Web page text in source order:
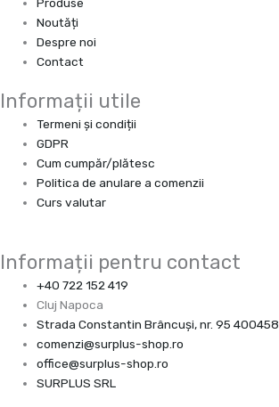
Noutăți
Despre noi
Contact
Informații utile
Termeni și condiții
GDPR
Cum cumpăr/plătesc
Politica de anulare a comenzii
Curs valutar
Informații pentru contact
+40 722 152 419
Cluj Napoca
Strada Constantin Brâncuşi, nr. 95 400458
comenzi@surplus-shop.ro
office@surplus-shop.ro
SURPLUS SRL